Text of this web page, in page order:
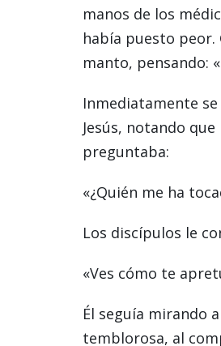
manos de los
había puesto peor.
manto, pensando:
Inmediatamente
Jesús, notando
preguntaba:
«¿Quién me ha
Los discípulos le
«Ves cómo te
Él seguía mirando
temblorosa, al